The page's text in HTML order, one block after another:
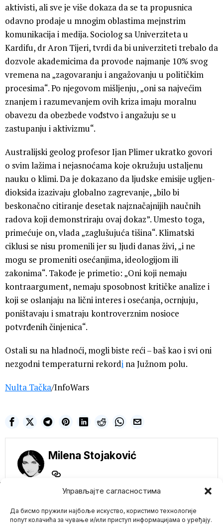
Управљајте сагласностима
Да бисмо пружили најбоље искуство, користимо технологије
попут колачића за чување и/или приступ информацијама о уређају.
aktivisti, ali sve je više dokaza da se ta propusnica
odavno prodaje u mnogim oblastima mejnstrim
komunikacija i medija. Sociolog sa Univerziteta u
Kardifu, dr Aron Tijeri, tvrdi da bi univerziteti trebalo da
dozvole akademicima da provode najmanje 10% svog
vremena na „zagovaranju i angažovanju u političkim
procesima“. Po njegovom mišljenju, „oni sa najvećim
znanjem i razumevanjem ovih kriza imaju moralnu
obavezu da obezbede vođstvo i angažuju se u
zastupanju i aktivizmu“.
Australijski geolog profesor Ijan Plimer ukratko govori
o svim lažima i nejasnoćama koje okružuju ustaljenu
nauku o klimi. Da je dokazano da ljudske emisije ugljen-
dioksida izazivaju globalno zagrevanje, „bilo bi
beskonačno citiranje desetak najznačajnijih naučnih
radova koji demonstriraju ovaj dokaz”. Umesto toga,
primećuje on, vlada „zaglušujuća tišina“. Klimatski
ciklusi se nisu promenili jer su ljudi danas živi, „i ne
mogu se promeniti osećanjima, ideologijom ili
zakonima“. Takođe je primetio: „Oni koji nemaju
kontraargument, nemaju sposobnost kritičke analize i
koji se oslanjaju na lični interes i osećanja, ocrnjuju,
poništavaju i smatraju kontroverznim nosioce
potvrđenih činjenica“.
Ostali su na hladnoći, mogli biste reći – baš kao i svi oni
nezgodni temperaturni rekordi na Južnom polu.
Nulta Tačka/InfoWars
Milena Stojaković
izašla iz pandemije-
Moraćemo